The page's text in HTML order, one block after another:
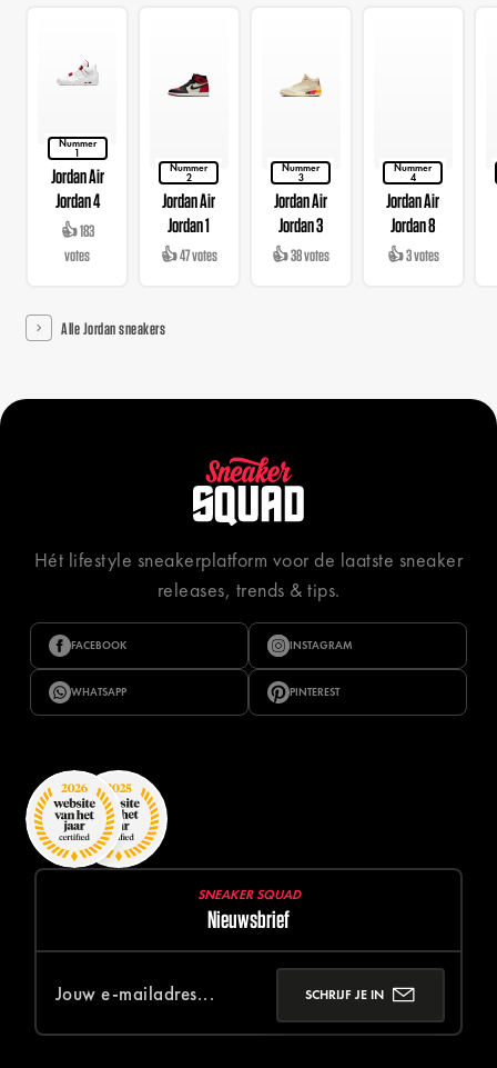
Nummer
1
Jordan Air
Jordan 4
👍 183
votes
Nummer
2
Jordan Air
Jordan 1
👍 47 votes
Nummer
3
Jordan Air
Jordan 3
👍 38 votes
Nummer
4
Jordan Air
Jordan 8
👍 3 votes
Alle Jordan sneakers
Hét lifestyle sneakerplatform voor de laatste sneaker
releases, trends & tips.
FACEBOOK INSTAGRAM
WHATSAPP PINTEREST
SNEAKER SQUAD
Nieuwsbrief
SCHRIJF JE IN